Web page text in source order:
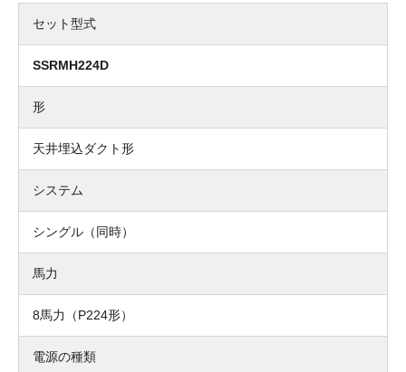
セット型式
SSRMH224D
形
天井埋込ダクト形
システム
シングル（同時）
馬力
8馬力（P224形）
電源の種類